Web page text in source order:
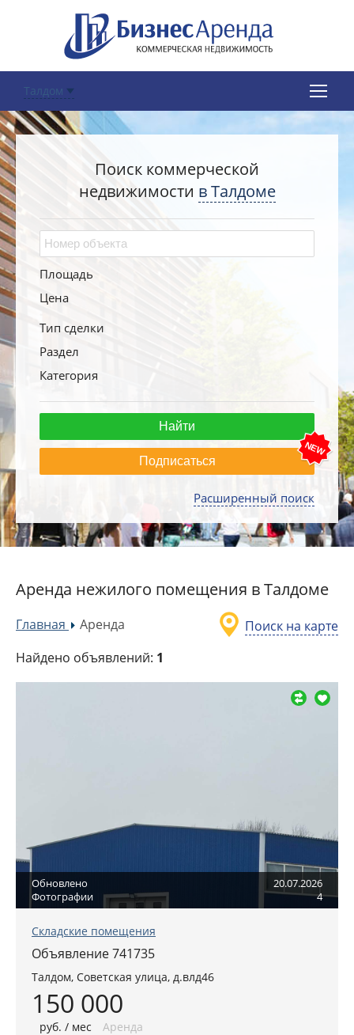
Талдом
Поиск коммерческой
недвижимости в Талдоме
Площадь
Цена
Тип сделки
Раздел
Категория
Подписаться
Расширенный поиск
Аренда нежилого помещения в Талдоме
Поиск на карте
Главная »
Аренда
Найдено объявлений: 1
Обновлено
20.07.2026
Фотографии
4
Складские помещения
Объявление 741735
Талдом, Советская улица, д.влд46
150 000
руб. / мес Аренда